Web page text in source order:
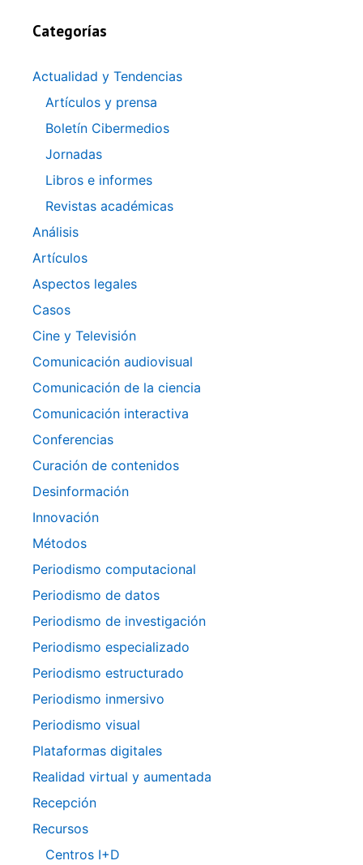
Categorías
Actualidad y Tendencias
Artículos y prensa
Boletín Cibermedios
Jornadas
Libros e informes
Revistas académicas
Análisis
Artículos
Aspectos legales
Casos
Cine y Televisión
Comunicación audiovisual
Comunicación de la ciencia
Comunicación interactiva
Conferencias
Curación de contenidos
Desinformación
Innovación
Métodos
Periodismo computacional
Periodismo de datos
Periodismo de investigación
Periodismo especializado
Periodismo estructurado
Periodismo inmersivo
Periodismo visual
Plataformas digitales
Realidad virtual y aumentada
Recepción
Recursos
Centros I+D